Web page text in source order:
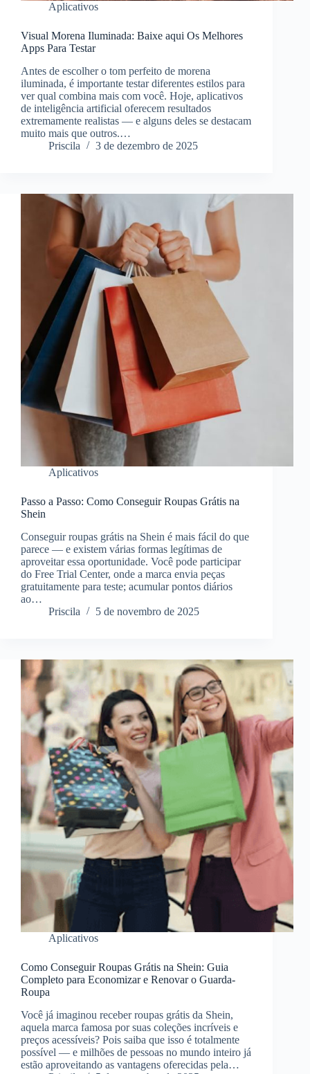
Aplicativos
Visual Morena Iluminada: Baixe aqui Os Melhores
Apps Para Testar
Antes de escolher o tom perfeito de morena
iluminada, é importante testar diferentes estilos para
ver qual combina mais com você. Hoje, aplicativos
de inteligência artificial oferecem resultados
extremamente realistas — e alguns deles se destacam
muito mais que outros.…
Priscila
3 de dezembro de 2025
Aplicativos
Passo a Passo: Como Conseguir Roupas Grátis na
Shein
Conseguir roupas grátis na Shein é mais fácil do que
parece — e existem várias formas legítimas de
aproveitar essa oportunidade. Você pode participar
do Free Trial Center, onde a marca envia peças
gratuitamente para teste; acumular pontos diários
ao…
Priscila
5 de novembro de 2025
Aplicativos
Como Conseguir Roupas Grátis na Shein: Guia
Completo para Economizar e Renovar o Guarda-
Roupa
Você já imaginou receber roupas grátis da Shein,
aquela marca famosa por suas coleções incríveis e
preços acessíveis? Pois saiba que isso é totalmente
possível — e milhões de pessoas no mundo inteiro já
estão aproveitando as vantagens oferecidas pela…